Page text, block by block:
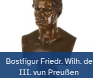
Bostfigur Friedr. Wilh. de
III. vun Preußen